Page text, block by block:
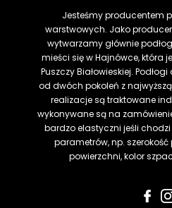
Jesteśmy producentem
warstwowych. Jako
wytwarzamy głównie
mieści się w Hajnówce, która
Puszczy Białowieskiej.
od dwóch pokoleń z
realizacje są traktowane
wykonywane są na
bardzo elastyczni jeśli
parametrów, np. szerokość
powierzchni, kolor